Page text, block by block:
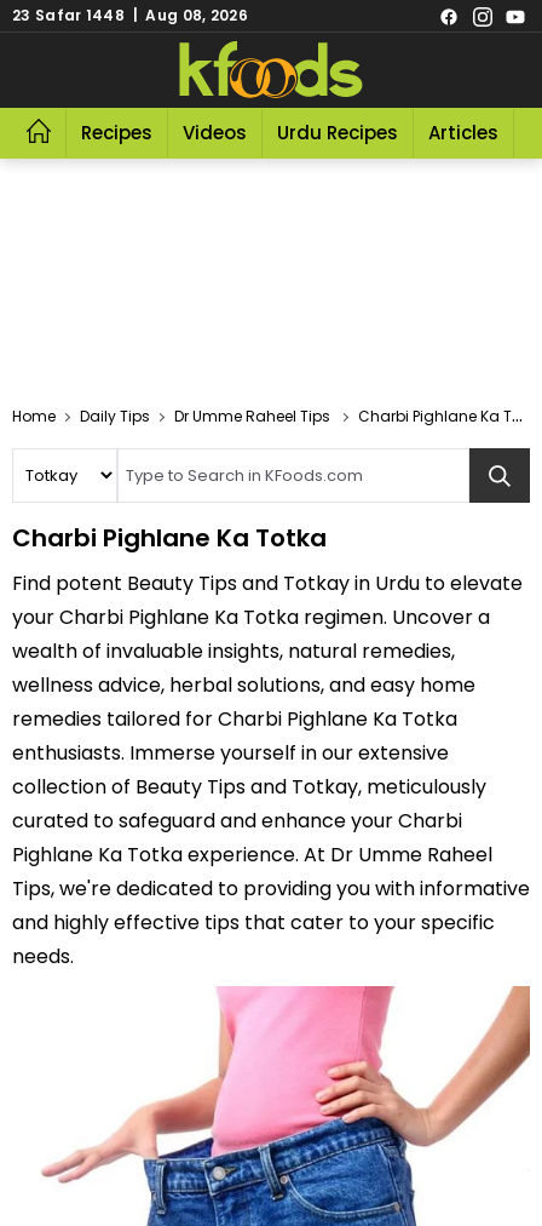
23 Safar 1448 | Aug 08, 2026
Recipes Videos Urdu Recipes Articles
Home Daily Tips Dr Umme Raheel Tips Charbi Pighlane Ka Totka
Charbi Pighlane Ka Totka
Find potent Beauty Tips and Totkay in Urdu to elevate
your Charbi Pighlane Ka Totka regimen. Uncover a
wealth of invaluable insights, natural remedies,
wellness advice, herbal solutions, and easy home
remedies tailored for Charbi Pighlane Ka Totka
enthusiasts. Immerse yourself in our extensive
collection of Beauty Tips and Totkay, meticulously
curated to safeguard and enhance your Charbi
Pighlane Ka Totka experience. At Dr Umme Raheel
Tips, we're dedicated to providing you with informative
and highly effective tips that cater to your specific
needs.